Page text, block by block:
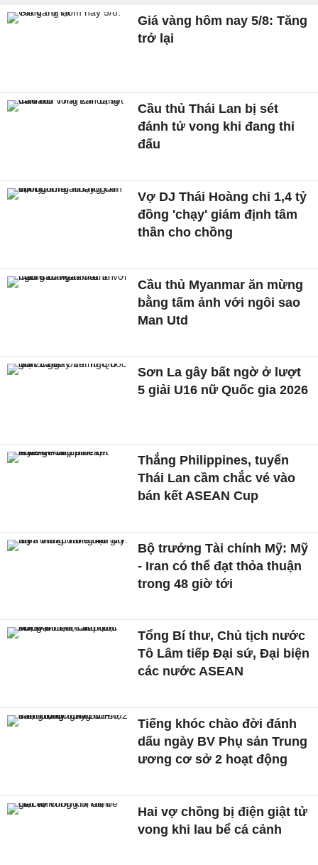
Giá vàng hôm nay 5/8: Tăng
trở lại
Cầu thủ Thái Lan bị sét
đánh tử vong khi đang thi
đấu
Vợ DJ Thái Hoàng chi 1,4 tỷ
đồng 'chạy' giám định tâm
thần cho chồng
Cầu thủ Myanmar ăn mừng
bằng tấm ảnh với ngôi sao
Man Utd
Sơn La gây bất ngờ ở lượt
5 giải U16 nữ Quốc gia 2026
Thắng Philippines, tuyển
Thái Lan cầm chắc vé vào
bán kết ASEAN Cup
Bộ trưởng Tài chính Mỹ: Mỹ
- Iran có thể đạt thỏa thuận
trong 48 giờ tới
Tổng Bí thư, Chủ tịch nước
Tô Lâm tiếp Đại sứ, Đại biện
các nước ASEAN
Tiếng khóc chào đời đánh
dấu ngày BV Phụ sản Trung
ương cơ sở 2 hoạt động
Hai vợ chồng bị điện giật tử
vong khi lau bể cá cảnh